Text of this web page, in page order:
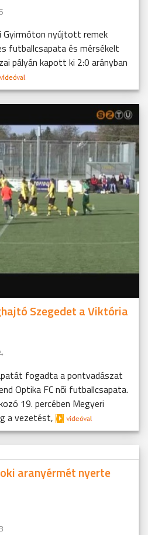
nyújtott remek
futballcsapata és mérsékelt
pályán kapott ki 2:0 arányban
Szegedet a Viktória
fogadta a pontvadászat
Optika FC női futballcsapata.
19. percében Megyeri
a vezetést,
aranyérmét nyerte